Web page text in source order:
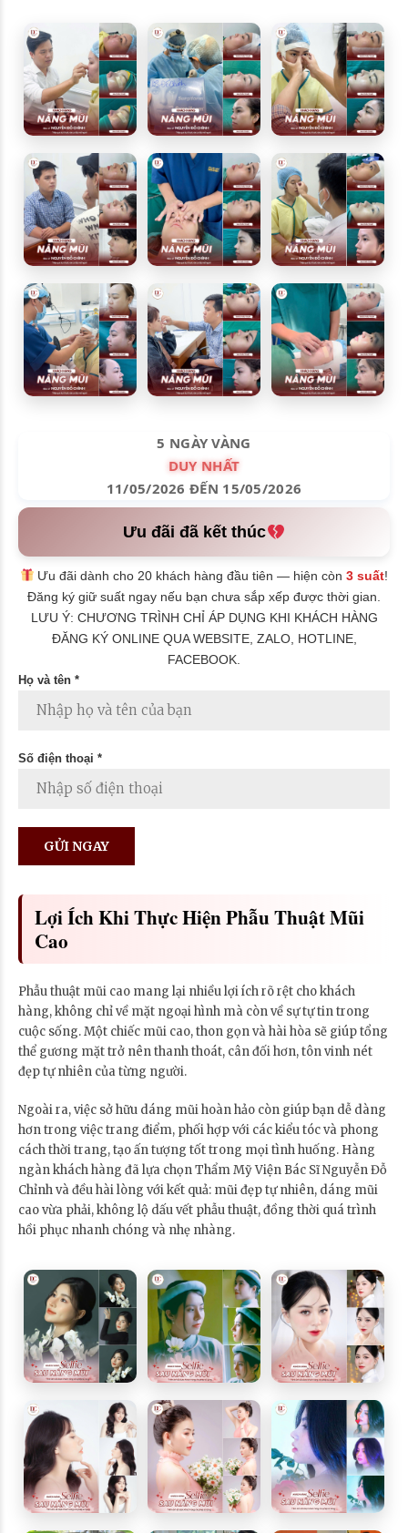
5 NGÀY VÀNG
DUY NHẤT
11/05/2026 ĐẾN 15/05/2026
Ưu đãi đã kết thúc
Ưu đãi dành cho 20 khách hàng đầu tiên — hiện còn3 suất!
Đăng ký giữ suất ngay nếu bạn chưa sắp xếp được thời gian.
LƯU Ý: CHƯƠNG TRÌNH CHỈ ÁP DỤNG KHI KHÁCH HÀNG
ĐĂNG KÝ ONLINE QUA WEBSITE, ZALO, HOTLINE,
FACEBOOK.
Họ và tên *
Số điện thoại *
Lợi Ích Khi Thực Hiện Phẫu Thuật Mũi
Cao
Phẫu thuật mũi cao mang lại nhiều lợi ích rõ rệt cho khách
hàng, không chỉ về mặt ngoại hình mà còn về sự tự tin trong
cuộc sống. Một chiếc mũi cao, thon gọn và hài hòa sẽ giúp tổng
thể gương mặt trở nên thanh thoát, cân đối hơn, tôn vinh nét
đẹp tự nhiên của từng người.
Ngoài ra, việc sở hữu dáng mũi hoàn hảo còn giúp bạn dễ dàng
hơn trong việc trang điểm, phối hợp với các kiểu tóc và phong
cách thời trang, tạo ấn tượng tốt trong mọi tình huống. Hàng
ngàn khách hàng đã lựa chọn Thẩm Mỹ Viện Bác Sĩ Nguyễn Đỗ
Chỉnh và đều hài lòng với kết quả: mũi đẹp tự nhiên, dáng mũi
cao vừa phải, không lộ dấu vết phẫu thuật, đồng thời quá trình
hồi phục nhanh chóng và nhẹ nhàng.